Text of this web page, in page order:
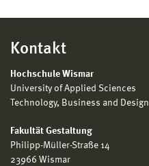
Kontakt
Hochschule Wismar
University of Applied Sciences
Technology, Business and Design
Fakultät Gestaltung
Philipp-Müller-Straße 14
23966 Wismar